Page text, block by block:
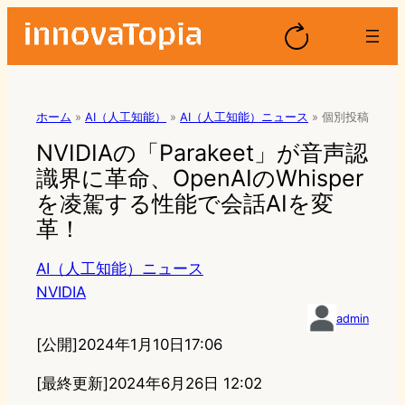
ホーム » AI（人工知能） » AI（人工知能）ニュース » 個別投稿
NVIDIAの「Parakeet」が音声認
識界に革命、OpenAIのWhisper
を凌駕する性能で会話AIを変
革！
AI（人工知能）ニュース
NVIDIA
admin
[公開]2024年1月10日17:06
[最終更新]2024年6月26日 12:02